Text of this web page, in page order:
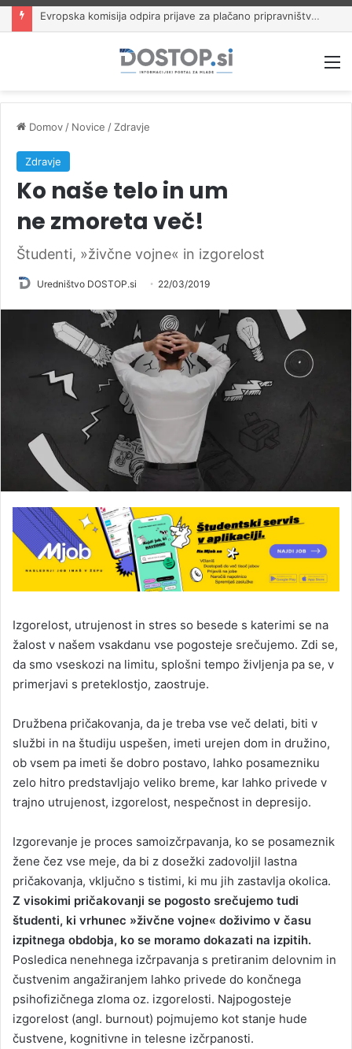
Evropska komisija odpira prijave za plačano pripravništvo Blue Book
Domov / Novice / Zdravje
Zdravje
Ko naše telo in um
ne zmoreta več!
Študenti, »živčne vojne« in izgorelost
Uredništvo DOSTOP.si 22/03/2019
Izgorelost, utrujenost in stres so besede s katerimi se na
žalost v našem vsakdanu vse pogosteje srečujemo. Zdi se,
da smo vseskozi na limitu, splošni tempo življenja pa se, v
primerjavi s preteklostjo, zaostruje.
Družbena pričakovanja, da je treba vse več delati, biti v
službi in na študiju uspešen, imeti urejen dom in družino,
ob vsem pa imeti še dobro postavo, lahko posamezniku
zelo hitro predstavljajo veliko breme, kar lahko privede v
trajno utrujenost, izgorelost, nespečnost in depresijo.
Izgorevanje je proces samoizčrpavanja, ko se posameznik
žene čez vse meje, da bi z dosežki zadovoljil lastna
pričakovanja, vključno s tistimi, ki mu jih zastavlja okolica.
Z visokimi pričakovanji se pogosto srečujemo tudi
študenti, ki vrhunec »živčne vojne« doživimo v času
izpitnega obdobja, ko se moramo dokazati na izpitih.
Posledica nenehnega izčrpavanja s pretiranim delovnim in
čustvenim angažiranjem lahko privede do končnega
psihofizičnega zloma oz. izgorelosti. Najpogosteje
izgorelost (angl. burnout) pojmujemo kot stanje hude
čustvene, kognitivne in telesne izčrpanosti.